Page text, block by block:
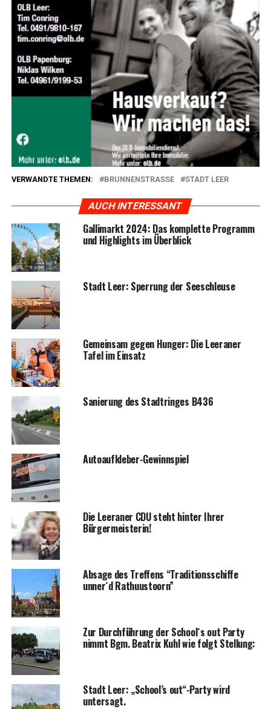
VERWANDTE THEMEN: BRUNNENSTRASSE STADT LEER
AUCH INTERESSANT
Gal­li­markt 2024: Das kom­plet­te Pro­gramm
und High­lights im Überblick
Stadt Leer: Sper­rung der Seeschleuse
Gemein­sam gegen Hun­ger: Die Leera­ner
Tafel im Einsatz
Sanie­rung des Stadt­rin­ges B436
Auto­auf­kle­ber-Gewinn­spiel
Die Leera­ner CDU steht hin­ter Ihrer
Bürgermeisterin!
Absa­ge des Tref­fens “Tra­di­ti­ons­schif­fe
unner´d Rathuustoorn”
Zur Durch­füh­rung der School´s out Par­ty
nimmt Bgm. Bea­trix Kuhl wie folgt Stellung:
Stadt Leer: „School’s out“-Party wird
untersagt.